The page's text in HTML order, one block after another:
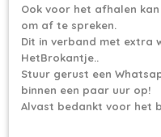
Ook voor het afhalen
om af te spreken.
Dit in verband met extra
HetBrokantje..
Stuur gerust een
binnen een paar uur op!
Alvast bedankt voor het